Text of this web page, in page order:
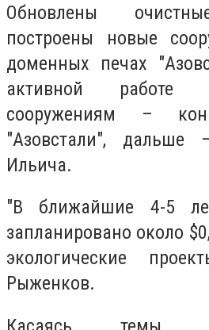
Обновлены
построены новые
доменных печах
активной работе
сооружениям –
"Азовстали",
Ильича.
"В ближайшие 4-5
запланировано около
экологические
Рыженков.